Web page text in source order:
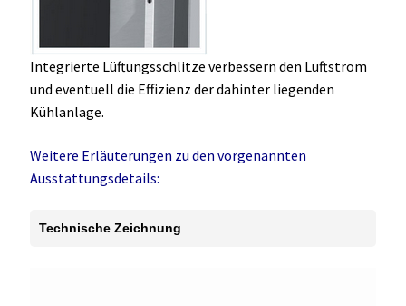
Integrierte Lüftungsschlitze verbessern den Luftstrom
und eventuell die Effizienz der dahinter liegenden
Kühlanlage.
Weitere Erläuterungen zu den vorgenannten
Ausstattungsdetails:
Technische Zeichnung